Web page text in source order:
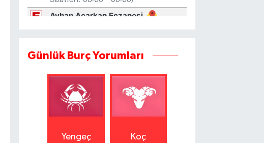
Günlük Burç Yorumları
Yengeç Koç